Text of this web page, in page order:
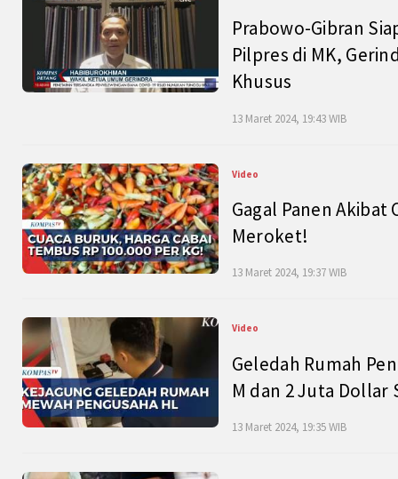
Prabowo-Gibran
Pilpres di MK,
Khusus
13 Maret 2024, 19:43 WIB
Video
Gagal Panen Akibat
Meroket!
13 Maret 2024, 19:37 WIB
Video
Geledah Rumah
M dan 2 Juta Dollar
13 Maret 2024, 19:35 WIB